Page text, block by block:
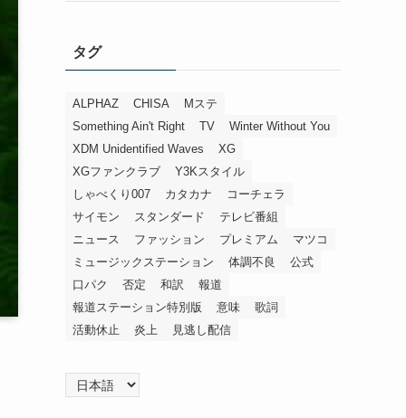
タグ
ALPHAZ CHISA
Mステ
Something Ain't Right
TV
Winter Without You
XDM Unidentified Waves
XG
XGファンクラブ
Y3Kスタイル
しゃべくり007
カタカナ
コーチェラ
サイモン
スタンダード
テレビ番組
ニュース
ファッション プレミアム
マツコ
ミュージックステーション
体調不良
公式
口パク
否定 和訳
報道
報道ステーション特別版
意味
歌詞
活動休止
炎上 見逃し配信
語